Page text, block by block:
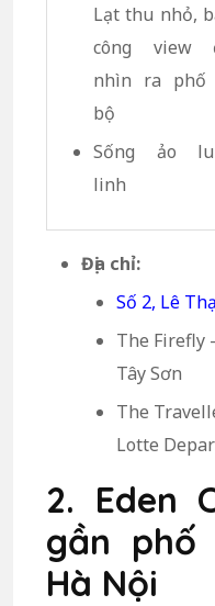
Lạt thu nhỏ,
công view
nhìn ra phố
bộ
Sống ảo
linh
Địa chỉ:
Số 2, Lê
The Firefly
Tây Sơn
The
Lotte
2. Eden
gần phố
Hà Nội